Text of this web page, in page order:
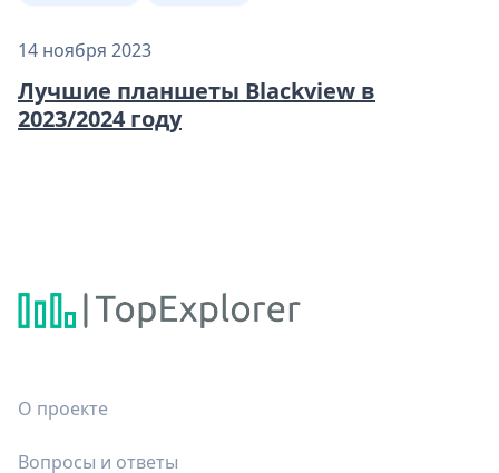
14 ноября 2023
Лучшие планшеты Blackview в
2023/2024 году
О проекте
Вопросы и ответы